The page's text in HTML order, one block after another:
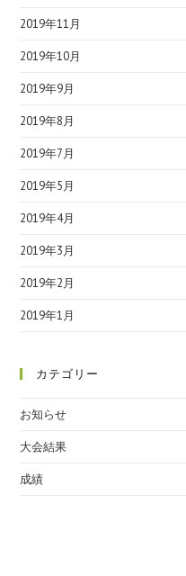
2019年11月
2019年10月
2019年9月
2019年8月
2019年7月
2019年5月
2019年4月
2019年3月
2019年2月
2019年1月
カテゴリー
お知らせ
大会結果
成績